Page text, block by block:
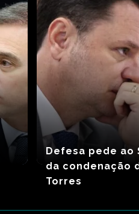
Defesa pede ao
da condenação
Torres